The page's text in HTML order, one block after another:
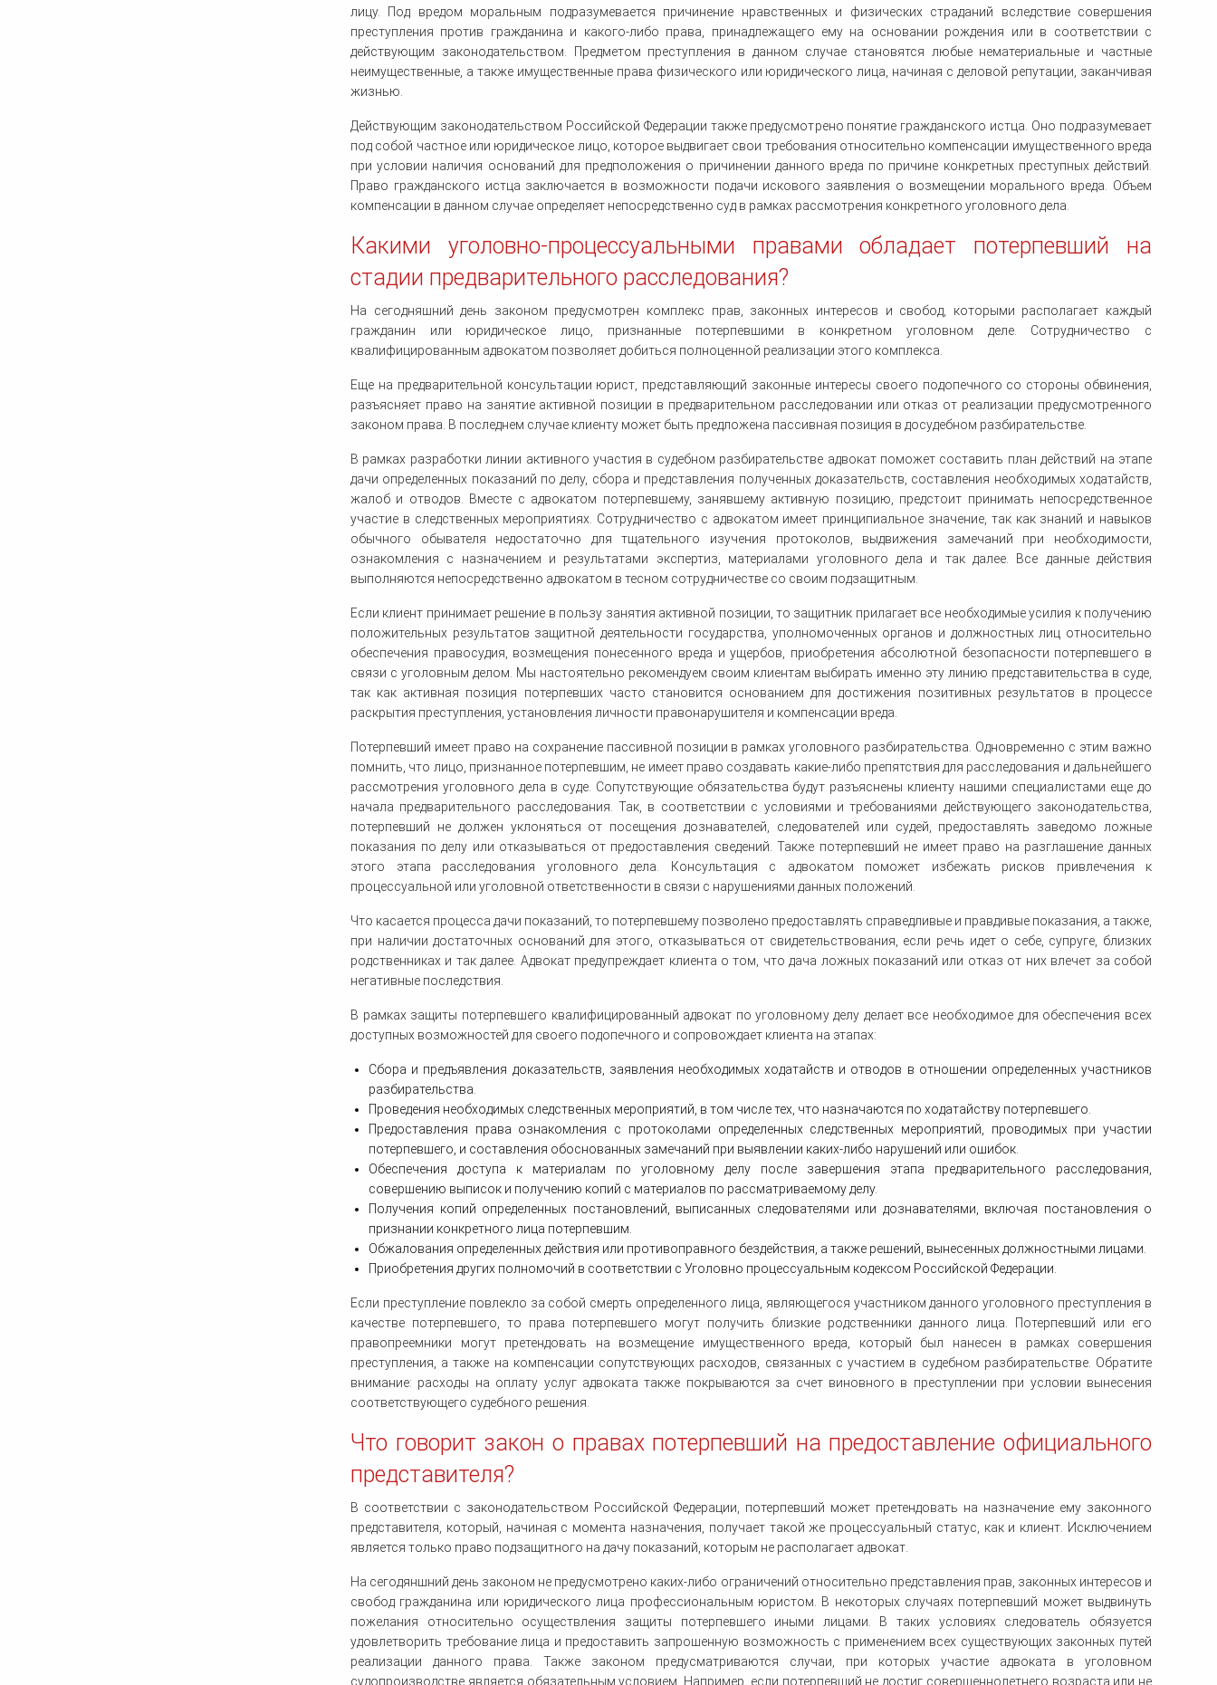
лицу. Под вредом моральным подразумевается причинение нравственных и физических страданий вследствие совершения
преступления против гражданина и какого-либо права, принадлежащего ему на основании рождения или в соответствии с
действующим законодательством. Предметом преступления в данном случае становятся любые нематериальные и частные
неимущественные, а также имущественные права физического или юридического лица, начиная с деловой репутации, заканчивая
жизнью.
Действующим законодательством Российской Федерации также предусмотрено понятие гражданского истца. Оно подразумевает
под собой частное или юридическое лицо, которое выдвигает свои требования относительно компенсации имущественного вреда
при условии наличия оснований для предположения о причинении данного вреда по причине конкретных преступных действий.
Право гражданского истца заключается в возможности подачи искового заявления о возмещении морального вреда. Объем
компенсации в данном случае определяет непосредственно суд в рамках рассмотрения конкретного уголовного дела.
Какими уголовно-процессуальными правами обладает потерпевший на
стадии предварительного расследования?
На сегодняшний день законом предусмотрен комплекс прав, законных интересов и свобод, которыми располагает каждый
гражданин или юридическое лицо, признанные потерпевшими в конкретном уголовном деле. Сотрудничество с
квалифицированным адвокатом позволяет добиться полноценной реализации этого комплекса.
Еще на предварительной консультации юрист, представляющий законные интересы своего подопечного со стороны обвинения,
разъясняет право на занятие активной позиции в предварительном расследовании или отказ от реализации предусмотренного
законом права. В последнем случае клиенту может быть предложена пассивная позиция в досудебном разбирательстве.
В рамках разработки линии активного участия в судебном разбирательстве адвокат поможет составить план действий на этапе
дачи определенных показаний по делу, сбора и представления полученных доказательств, составления необходимых ходатайств,
жалоб и отводов. Вместе с адвокатом потерпевшему, занявшему активную позицию, предстоит принимать непосредственное
участие в следственных мероприятиях. Сотрудничество с адвокатом имеет принципиальное значение, так как знаний и навыков
обычного обывателя недостаточно для тщательного изучения протоколов, выдвижения замечаний при необходимости,
ознакомления с назначением и результатами экспертиз, материалами уголовного дела и так далее. Все данные действия
выполняются непосредственно адвокатом в тесном сотрудничестве со своим подзащитным.
Если клиент принимает решение в пользу занятия активной позиции, то защитник прилагает все необходимые усилия к получению
положительных результатов защитной деятельности государства, уполномоченных органов и должностных лиц относительно
обеспечения правосудия, возмещения понесенного вреда и ущербов, приобретения абсолютной безопасности потерпевшего в
связи с уголовным делом. Мы настоятельно рекомендуем своим клиентам выбирать именно эту линию представительства в суде,
так как активная позиция потерпевших часто становится основанием для достижения позитивных результатов в процессе
раскрытия преступления, установления личности правонарушителя и компенсации вреда.
Потерпевший имеет право на сохранение пассивной позиции в рамках уголовного разбирательства. Одновременно с этим важно
помнить, что лицо, признанное потерпевшим, не имеет право создавать какие-либо препятствия для расследования и дальнейшего
рассмотрения уголовного дела в суде. Сопутствующие обязательства будут разъяснены клиенту нашими специалистами еще до
начала предварительного расследования. Так, в соответствии с условиями и требованиями действующего законодательства,
потерпевший не должен уклоняться от посещения дознавателей, следователей или судей, предоставлять заведомо ложные
показания по делу или отказываться от предоставления сведений. Также потерпевший не имеет право на разглашение данных
этого этапа расследования уголовного дела. Консультация с адвокатом поможет избежать рисков привлечения к
процессуальной или уголовной ответственности в связи с нарушениями данных положений.
Что касается процесса дачи показаний, то потерпевшему позволено предоставлять справедливые и правдивые показания, а также,
при наличии достаточных оснований для этого, отказываться от свидетельствования, если речь идет о себе, супруге, близких
родственниках и так далее. Адвокат предупреждает клиента о том, что дача ложных показаний или отказ от них влечет за собой
негативные последствия.
В рамках защиты потерпевшего квалифицированный адвокат по уголовному делу делает все необходимое для обеспечения всех
доступных возможностей для своего подопечного и сопровождает клиента на этапах:
Сбора и предъявления доказательств, заявления необходимых ходатайств и отводов в отношении определенных участников
разбирательства.
Проведения необходимых следственных мероприятий, в том числе тех, что назначаются по ходатайству потерпевшего.
Предоставления права ознакомления с протоколами определенных следственных мероприятий, проводимых при участии
потерпевшего, и составления обоснованных замечаний при выявлении каких-либо нарушений или ошибок.
Обеспечения доступа к материалам по уголовному делу после завершения этапа предварительного расследования,
совершению выписок и получению копий с материалов по рассматриваемому делу.
Получения копий определенных постановлений, выписанных следователями или дознавателями, включая постановления о
признании конкретного лица потерпевшим.
Обжалования определенных действия или противоправного бездействия, а также решений, вынесенных должностными лицами.
Приобретения других полномочий в соответствии с Уголовно процессуальным кодексом Российской Федерации.
Если преступление повлекло за собой смерть определенного лица, являющегося участником данного уголовного преступления в
качестве потерпевшего, то права потерпевшего могут получить близкие родственники данного лица. Потерпевший или его
правопреемники могут претендовать на возмещение имущественного вреда, который был нанесен в рамках совершения
преступления, а также на компенсации сопутствующих расходов, связанных с участием в судебном разбирательстве. Обратите
внимание: расходы на оплату услуг адвоката также покрываются за счет виновного в преступлении при условии вынесения
соответствующего судебного решения.
Что говорит закон о правах потерпевший на предоставление официального
представителя?
В соответствии с законодательством Российской Федерации, потерпевший может претендовать на назначение ему законного
представителя, который, начиная с момента назначения, получает такой же процессуальный статус, как и клиент. Исключением
является только право подзащитного на дачу показаний, которым не располагает адвокат.
На сегодяншний день законом не предусмотрено каких-либо ограничений относительно представления прав, законных интересов и
свобод гражданина или юридического лица профессиональным юристом. В некоторых случаях потерпевший может выдвинуть
пожелания относительно осуществления защиты потерпевшего иными лицами. В таких условиях следователь обязуется
удовлетворить требование лица и предоставить запрошенную возможность с применением всех существующих законных путей
реализации данного права. Также законом предусматриваются случаи, при которых участие адвоката в уголовном
судопроизводстве является обязательным условием. Например, если потерпевший не достиг совершеннолетнего возраста или не